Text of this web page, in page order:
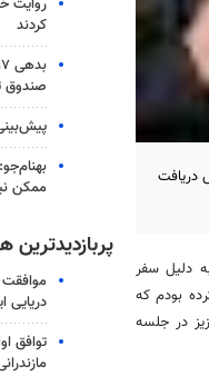
دریافت
دلیل سفر
بودم که
در جلسه
کردند
صندوق
ممکن
پربازدیدترین
دریایی
توافق